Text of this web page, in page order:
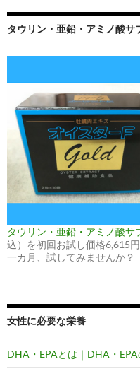
タウリン・亜鉛・アミノ酸サ
タウリン・亜鉛・アミノ酸サ
込）を初回お試し価格6,615
一カ月、試してみませんか？
女性に必要な栄養
DHA・EPAとは｜DHA・